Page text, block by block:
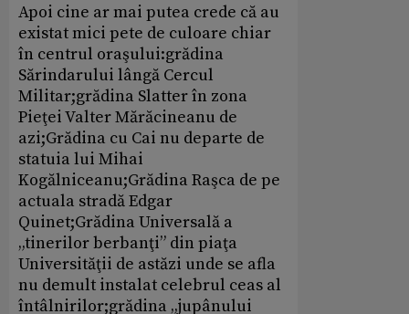
Apoi cine ar mai putea crede că au
existat mici pete de culoare chiar
în centrul oraşului:grădina
Sărindarului lângă Cercul
Militar;grădina Slatter în zona
Pieţei Valter Mărăcineanu de
azi;Grădina cu Cai nu departe de
statuia lui Mihai
Kogălniceanu;Grădina Raşca de pe
actuala stradă Edgar
Quinet;Grădina Universală a
„tinerilor berbanţi” din piaţa
Universităţii de astăzi unde se afla
nu demult instalat celebrul ceas al
întâlnirilor;grădina „jupânului